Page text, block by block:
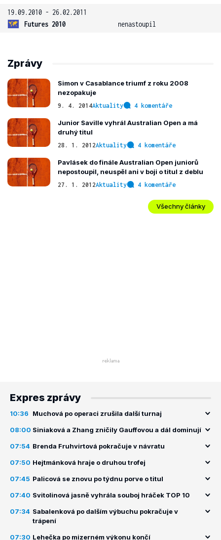
19.09.2010 - 26.02.2011
Futures 2010
nenastoupil
Zprávy
Simon v Casablance triumf z roku 2008
nezopakuje
9. 4. 2014Aktuality 4 komentáře
Junior Saville vyhrál Australian Open a má
druhý titul
28. 1. 2012Aktuality 4 komentáře
Pavlásek do finále Australian Open juniorů
nepostoupil, neuspěl ani v boji o titul z deblu
27. 1. 2012Aktuality 4 komentáře
Všechny články
Expres zprávy
10:36 Muchová po operaci zrušila další turnaj
08:00 Siniaková a Zhang zničily Gauffovou a dál dominují
07:54 Brenda Fruhvirtová pokračuje v návratu
07:50 Hejtmánková hraje o druhou trofej
07:45 Palicová se znovu po týdnu porve o titul
07:40 Svitolinová jasně vyhrála souboj hráček TOP 10
07:34 Sabalenková po dalším výbuchu pokračuje v
trápení
07:30 Lehečka po mizerném výkonu končí